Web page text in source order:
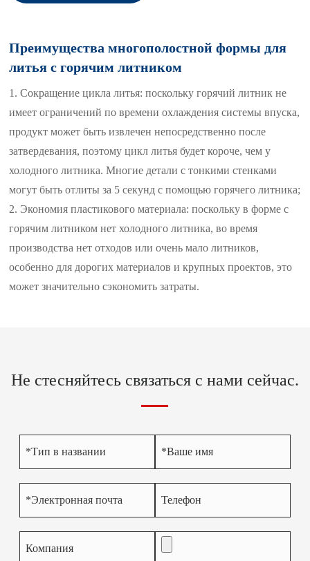
Преимущества многополостной формы для
литья с горячим литником
1. Сокращение цикла литья: поскольку горячий литник не
имеет ограничений по времени охлаждения системы впуска,
продукт может быть извлечен непосредственно после
затвердевания, поэтому цикл литья будет короче, чем у
холодного литника. Многие детали с тонкими стенками
могут быть отлиты за 5 секунд с помощью горячего литника;
2. Экономия пластикового материала: поскольку в форме с
горячим литником нет холодного литника, во время
производства нет отходов или очень мало литников,
особенно для дорогих материалов и крупных проектов, это
может значительно сэкономить затраты.
Не стесняйтесь связаться с нами сейчас.